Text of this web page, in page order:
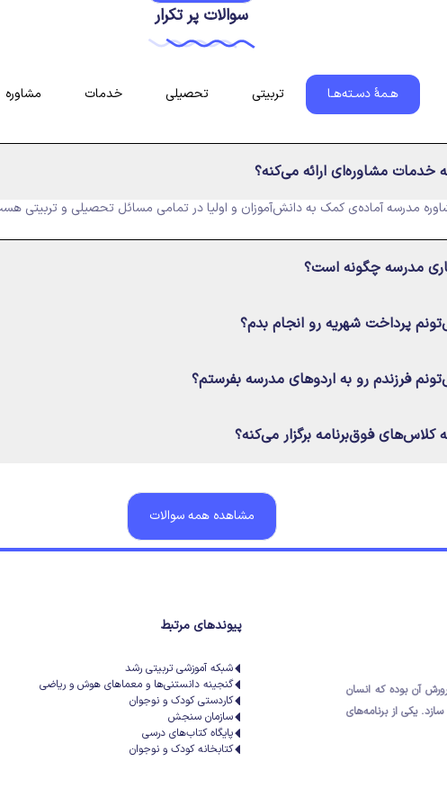
سوالات پر تکرار
هـمۀ دسـته‌هـا تربیتی تحصیلی خدمات مشاوره
خدمات مشاوره‌ای ارائه می‌کنه؟
مدرسه آماده‌ی کمک به دانش‌آموزان و اولیا در تمامی مسائل تحصیلی و تربیتی
مدرسه چگونه است؟
پرداخت شهریه رو انجام بدم؟
فرزندم رو به اردوهای مدرسه بفرستم؟
کلاس‌های فوق‌برنامه برگزار می‌کنه؟
مشاهده همه سوالات
آن بوده که انسان
سازد. یکی از برنامه‌های
پیوندهای مرتبط
شبکه آموزشی تربیتی رشد
گنجینه دانستنی‌ها و معماهای هوش و ریاضی
کاردستی کودک و نوجوان
سازمان سنجش
پایگاه کتاب‌های درسی
کتابخانه کودک و نوجوان